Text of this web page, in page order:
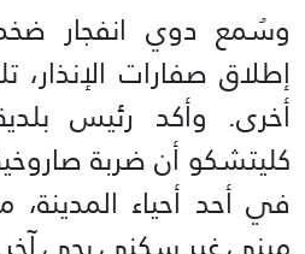
وسُمع دوي انفجار
أخرى. وأكد رئيس
كليتشكو أن ضربة
في أحد أحياء